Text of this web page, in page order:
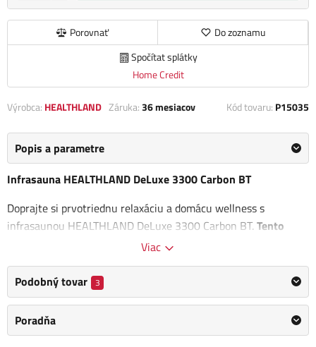
Porovnať
Do zoznamu
Spočítat splátky
Home Credit
Výrobca: HEALTHLAND Záruka:36 mesiacov Kód tovaru: P15035
Popis a parametre
Infrasauna HEALTHLAND DeLuxe 3300 Carbon BT
Doprajte si prvotriednu relaxáciu a domácu wellness s
infrasaunou HEALTHLAND DeLuxe 3300 Carbon BT. Tento
model kombinuje moderné technológie s bezpečným a
hĺbky a prináša rýchlu úľavu od únavy i stresu, všetko v
pohodlí vášho domova.
na veľkosti kabíny a pohybuje sa v rozmedzí
. Pri
Viac
Podobný tovar 3
Poradňa